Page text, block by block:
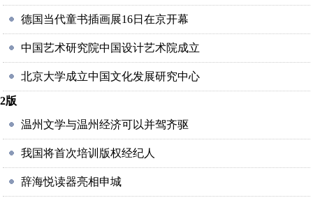
德国当代童书插画展16日在京开幕
中国艺术研究院中国设计艺术院成立
北京大学成立中国文化发展研究中心
2版
温州文学与温州经济可以并驾齐驱
我国将首次培训版权经纪人
辞海悦读器亮相申城